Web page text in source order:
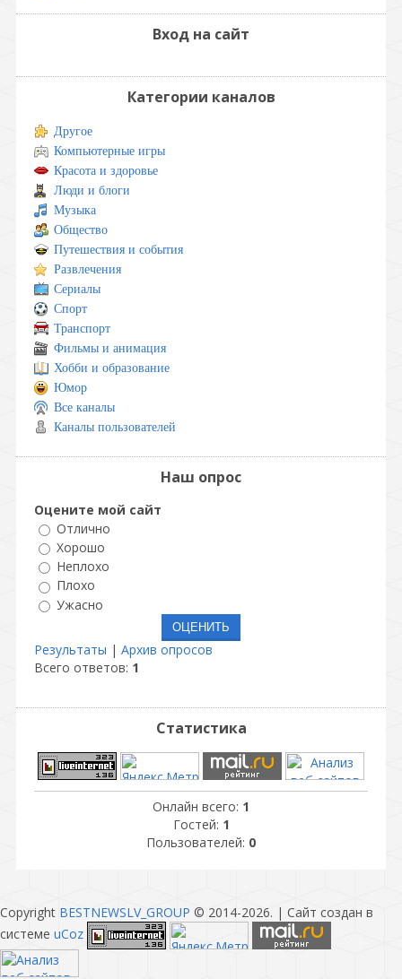
Вход на сайт
Категории каналов
Другое
Компьютерные игры
Красота и здоровье
Люди и блоги
Музыка
Общество
Путешествия и события
Развлечения
Сериалы
Спорт
Транспорт
Фильмы и анимация
Хобби и образование
Юмор
Все каналы
Каналы пользователей
Наш опрос
Оцените мой сайт
Отлично
Хорошо
Неплохо
Плохо
Ужасно
Результаты | Архив опросов
Всего ответов: 1
Статистика
Онлайн всего: 1
Гостей: 1
Пользователей: 0
Copyright BESTNEWSLV_GROUP © 2014-2026. | Сайт создан в
системе uCoz